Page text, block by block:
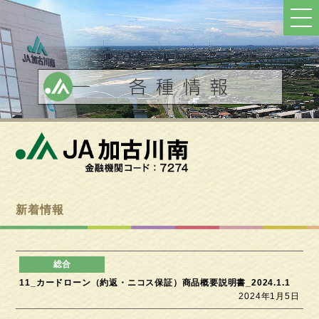
新着情報
11_カードローン（約返・ニコス保証）商品概要説明書_2024.1.1
2024年1月5日